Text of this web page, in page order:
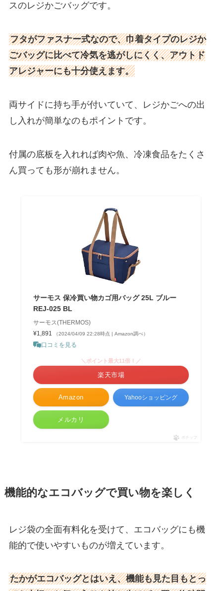
スのレジかごバッグです。
フタがファスナー式なので、巾着タイプのレジか
ごバッグに比べて冷気を逃がしにくく、アウトド
アレジャーにも十分使えます。
両サイドに持ち手が付いていて、レジかごへの出
し入れが簡単なのもポイントです。
付属の底板を入れれば肉や魚、冷凍食品をたくさ
ん買っても形が崩れません。
サーモス 保冷買い物カゴ用バッグ 25L ブルー
REJ-025 BL
サーモス(THERMOS)
¥1,891
（2024/04/09 22:28時点 | Amazon調べ）
口コミを見る
Amazon
＼ポイント最大11倍！／
楽天市場
Yahooショッピング
メルカリ
ポチップ
機能的なエコバッグで買い物を楽しく
レジ袋の全面有料化を受けて、エコバッグにも機
能的で使いやすいものが増えています。
たかがエコバッグとはいえ、機能も見た目もとっ